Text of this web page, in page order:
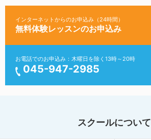
インターネットからのお申込み（24時間）
無料体験レッスンのお申込み
お電話でのお申込み：木曜日を除く13時～20時
045-947-2985
スクールについて